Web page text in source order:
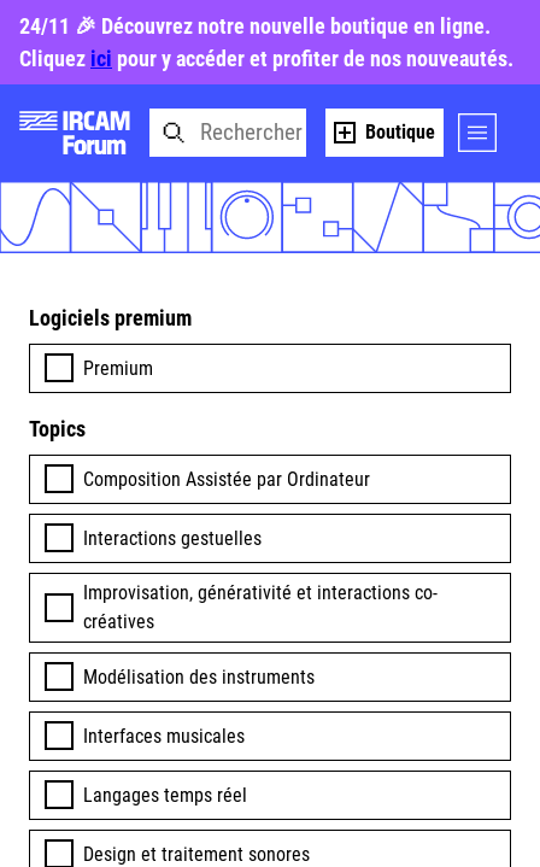
24/11 🎉 Découvrez notre nouvelle boutique en ligne.
Cliquez ici pour y accéder et profiter de nos nouveautés.
Boutique
Logiciels premium
Premium
Topics
Composition Assistée par Ordinateur
Interactions gestuelles
Improvisation, générativité et interactions co-
créatives
Modélisation des instruments
Interfaces musicales
Langages temps réel
Design et traitement sonores